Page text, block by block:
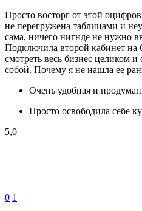
Просто восторг от этой
не перегружена таблицами и
сама, ничего нигнде не нужно
Подключила второй кабинет на
смотреть весь бизнес целиком
собой. Почему я не нашла ее
Очень удобная и
Просто освободила себе
5,0
0 1